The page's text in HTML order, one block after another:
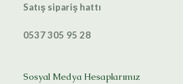
Satış sipariş hattı
0537 305 95 28
Sosyal Medya Hesaplarımız